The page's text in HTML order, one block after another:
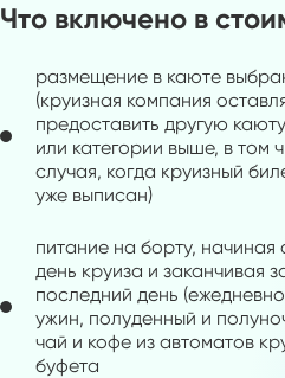
Что включено в
размещение в каюте
(круизная компания
предоставить другую
или категории выше, в том
случая, когда круизный
уже выписан)
питание на борту, начиная
день круиза и заканчивая
последний день
ужин, полуденный и
чай и кофе из автоматов
буфета